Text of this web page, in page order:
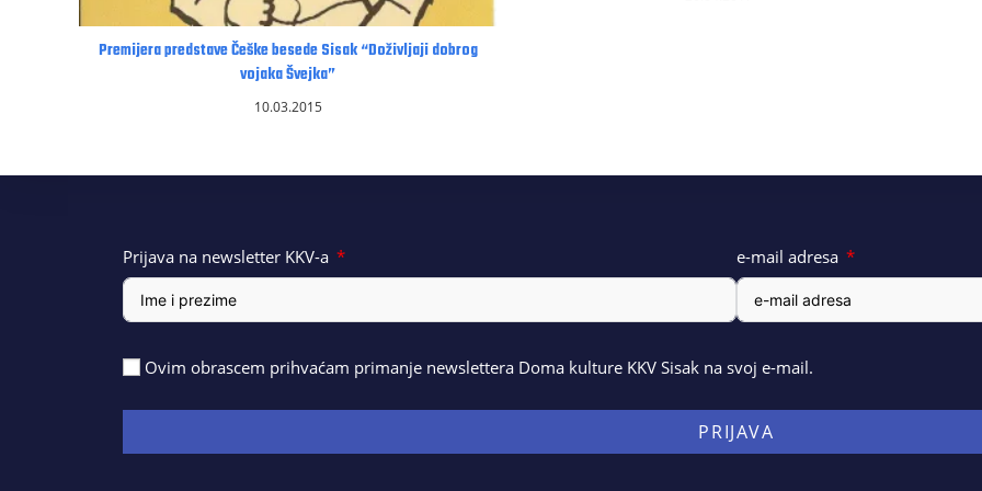
Premijera predstave Češke besede Sisak “Doživljaji dobrog
vojaka Švejka”
10.03.2015
Prijava na newsletter KKV-a e-mail adresa
Ovim obrascem prihvaćam primanje newslettera Doma kulture KKV Sisak na svoj e-mail.
PRIJAVA